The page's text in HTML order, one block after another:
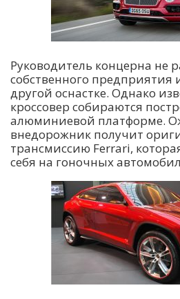
Руководитель концерна не
собственного предприятия
другой оснастке. Однако
кроссовер собираются
алюминиевой платформе.
внедорожник получит
трансмиссию Ferrari,
себя на гоночных